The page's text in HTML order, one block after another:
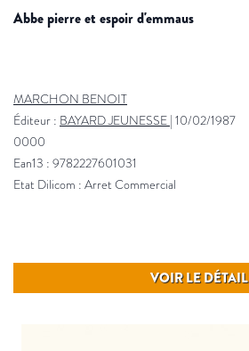
abbe pierre et espoir d'emmaus
MARCHON BENOIT
Éditeur : BAYARD JEUNESSE 10/02/1987
0000
Ean13 : 9782227601031
Etat Dilicom : Arret Commercial
VOIR LE DÉTAIL